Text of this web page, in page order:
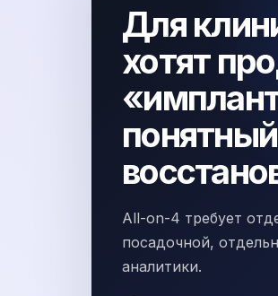
Для
хотят
All-on-4 требует
посадочной,
аналитики.